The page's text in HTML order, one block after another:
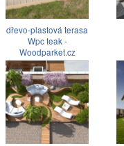
dřevo-plastová terasa
Wpc teak -
Woodparket.cz